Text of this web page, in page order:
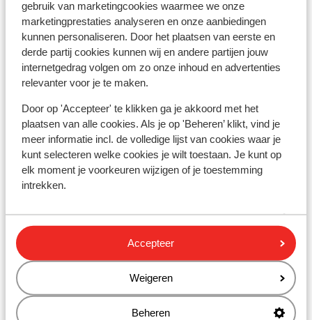
gebruik van marketingcookies waarmee we onze
marketingprestaties analyseren en onze aanbiedingen
kunnen personaliseren. Door het plaatsen van eerste en
derde partij cookies kunnen wij en andere partijen jouw
internetgedrag volgen om zo onze inhoud en advertenties
relevanter voor je te maken.
Door op 'Accepteer' te klikken ga je akkoord met het
plaatsen van alle cookies. Als je op 'Beheren’ klikt, vind je
meer informatie incl. de volledige lijst van cookies waar je
kunt selecteren welke cookies je wilt toestaan. Je kunt op
elk moment je voorkeuren wijzigen of je toestemming
intrekken.
Accepteer
Weigeren
Beheren
Résidence Le Hameau du Moulin
Chalet Colette - Prix exclusif
Chalets Skilodge
Résidence CGH L'Alpaga
Résidence CGH L'Alpaga - Prix exclusif
Chalets Lézami
Chalet Skky
Chalet Mont Thabor